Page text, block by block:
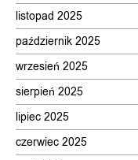
listopad 2025
październik 2025
wrzesień 2025
sierpień 2025
lipiec 2025
czerwiec 2025